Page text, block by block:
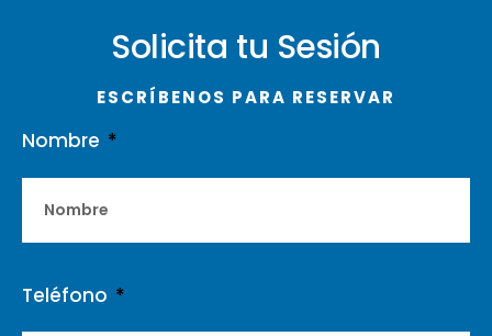
Solicita tu Sesión
ESCRÍBENOS PARA RESERVAR
Nombre
Teléfono